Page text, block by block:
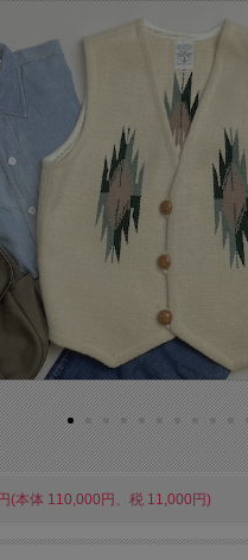
(本体 110,000円、税 11,000円)